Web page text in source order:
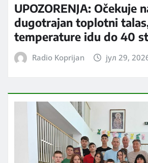
UPOZORENJA: Očekuje
dugotrajan toplotni
temperature idu do 40
Radio Koprijan јул 29,